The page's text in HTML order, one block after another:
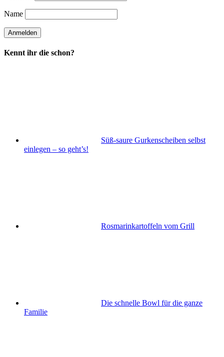
Name
Kennt ihr die schon?
Süß-saure Gurkenscheiben selbst
einlegen – so geht’s!
Rosmarinkartoffeln vom Grill
Die schnelle Bowl für die ganze
Familie